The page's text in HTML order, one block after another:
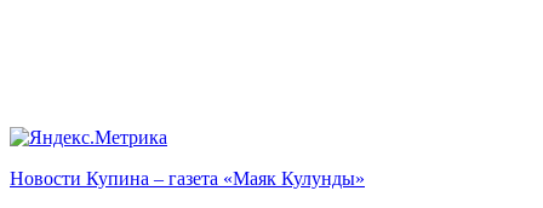
Новости Купина – газета «Маяк Кулунды»